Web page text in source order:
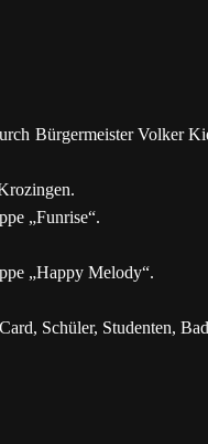
Bürgermeister Volker
„Funrise“.
„Happy Melody“.
Schüler, Studenten,